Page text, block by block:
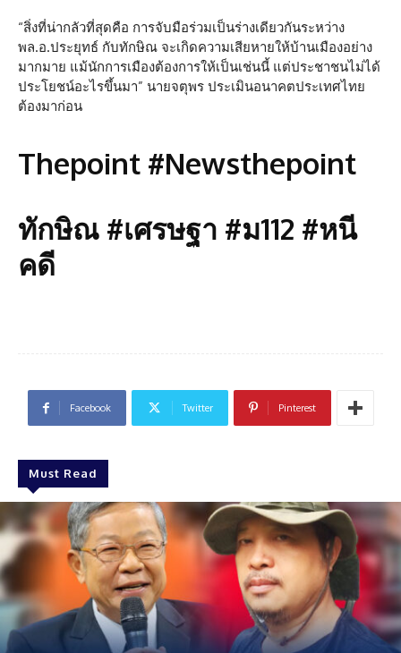
“สิ่งที่น่ากลัวที่สุดคือ การจับมือร่วมเป็นร่างเดียวกันระหว่าง
พล.อ.ประยุทธ์ กับทักษิณ จะเกิดความเสียหายให้บ้านเมืองอย่าง
มากมาย แม้นักการเมืองต้องการให้เป็นเช่นนี้ แต่ประชาชนไม่ได้
ประโยชน์อะไรขึ้นมา” นายจตุพร ประเมินอนาคตประเทศไทย
ต้องมาก่อน
Thepoint #Newsthepoint
ทักษิณ #เศรษฐา #ม112 #หนี
คดี
Facebook Twitter Pinterest
Must Read